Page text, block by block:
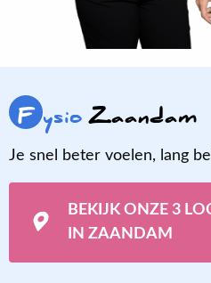
F ysioZaandam
Je snel beter voelen, lang
BEKIJK ONZE 3
IN ZAANDAM